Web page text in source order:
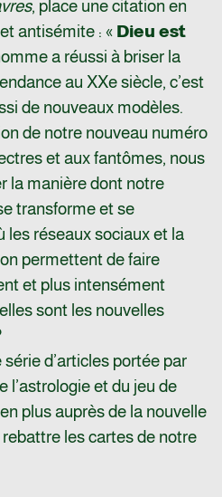
, place une citation en
antisémite : « Dieu est
a réussi à briser la
au XXe siècle, c’est
de nouveaux modèles.
de notre nouveau numéro
et aux fantômes, nous
la manière dont notre
transforme et se
les réseaux sociaux et la
permettent de faire
et plus intensément
sont les nouvelles
d’articles portée par
l’astrologie et du jeu de
plus auprès de la nouvelle
les cartes de notre